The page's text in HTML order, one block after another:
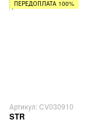
ПЕРЕДОПЛАТА 100%
Артикул: CV030910
STR